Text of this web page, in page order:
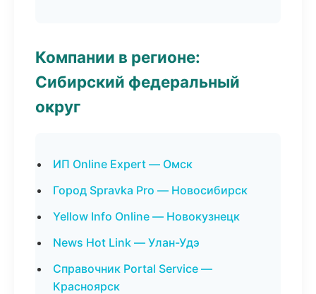
Компании в регионе:
Сибирский федеральный
округ
ИП Online Expert — Омск
Город Spravka Pro — Новосибирск
Yellow Info Online — Новокузнецк
News Hot Link — Улан-Удэ
Справочник Portal Service —
Красноярск